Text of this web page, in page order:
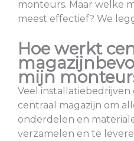
monteurs. Maar welke
meest effectief? We
Hoe werkt
mijn
Veel
centraal magazijn om
onderdelen en
verzamelen en te